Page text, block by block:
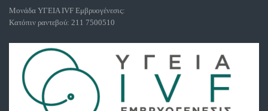
Μονάδα ΥΓΕΙΑ IVF Εμβρυογένεσις:
Κατόπιν ραντεβού: 211 7500510